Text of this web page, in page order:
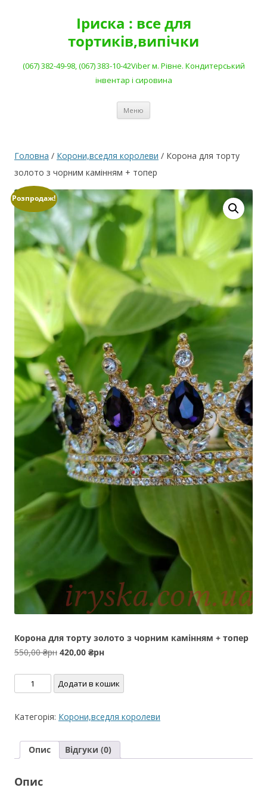
Іриска : все для
тортиків,випічки
(067) 382-49-98, (067) 383-10-42Viber м. Рівне. Кондитерський
інвентар і сировина
Меню
Головна / Корони,вседля королеви / Корона для торту
золото з чорним камінням + топер
Розпродаж!
Корона для торту золото з чорним камінням + топер
550,00₴рн Оригінальна
550,00 ₴рн.
420,00 ₴рнПоточна
420,00 ₴рн.
Корона
для
золото
чорним
+
Додати в кошик
Категорія: Корони,вседля королеви
Опис Відгуки (0)
Опис